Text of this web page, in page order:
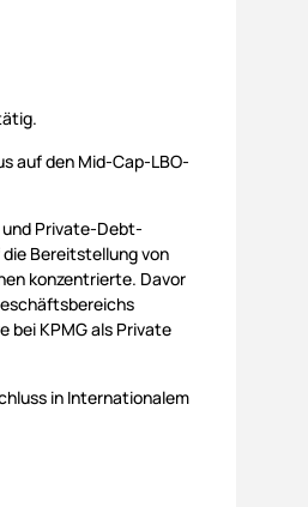
auf den Mid-Cap-LBO-
und Private-Debt-
Bereitstellung von
konzentrierte. Davor
bei KPMG als Private
in Internationalem